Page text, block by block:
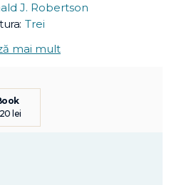
J. Robertson
Trei
mai mult
lei